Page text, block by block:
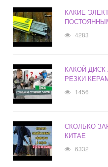
КАКИЕ
4283
КАКОЙ
РЕЗКИ
1456
СКОЛЬКО
КИТАЕ
6332